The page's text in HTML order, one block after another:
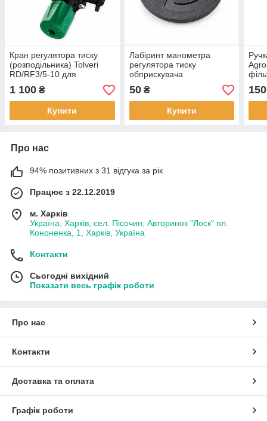
Кран регулятора тиску
(розподільника) Tolveri
RD/RF3/5-10 для
1 100 ₴
Купити
Лабіринт манометра
регулятора тиску
обприскувача
50₴
Купити
150
Про нас
94% позитивних з 31 відгука за рік
Працює з 22.12.2019
м. Харків
Україна, Харків, сел. Пісочин, Авторинок "Лоск" пл.
Кононенка, 1, Харків, Україна
Контакти
Сьогодні вихідний
Показати весь графік роботи
Про нас
Контакти
Доставка та оплата
Графік роботи